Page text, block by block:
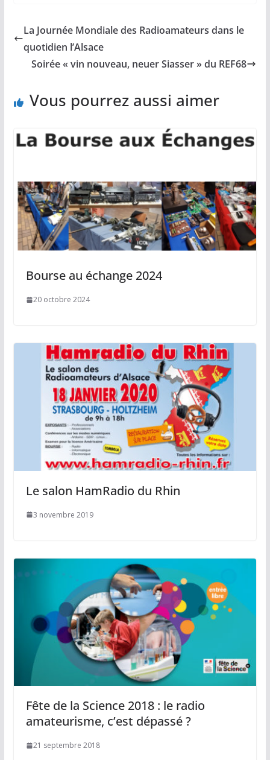
La Journée Mondiale des Radioamateurs dans le
quotidien l’Alsace
Soirée « vin nouveau, neuer Siasser » du REF68
Vous pourrez aussi aimer
Bourse au échange 2024
20 octobre 2024
Le salon HamRadio du Rhin
3 novembre 2019
Fête de la Science 2018 : le radio
amateurisme, c’est dépassé ?
21 septembre 2018